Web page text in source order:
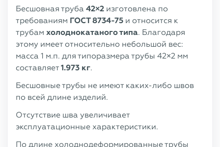
Бесшовная труба 42×2 изготовлена по
требованиям ГОСТ 8734-75 и относится к
трубам холоднокатаного типа. Благодаря
этому имеет относительно небольшой вес:
масса 1 м.п. для типоразмера трубы 42×2 мм
составляет1.973 кг.
Бесшовные трубы не имеют каких-либо швов
по всей длине изделий.
Отсутствие шва увеличивает
эксплуатационные характеристики.
По длине холоднодеформированные трубы